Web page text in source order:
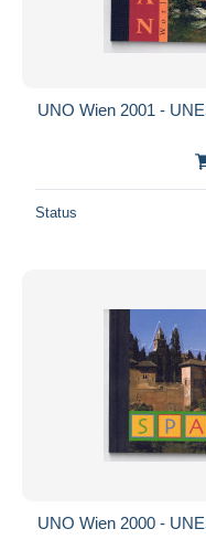
UNO Wien 2001 -
Status
UNO Wien 2000 -